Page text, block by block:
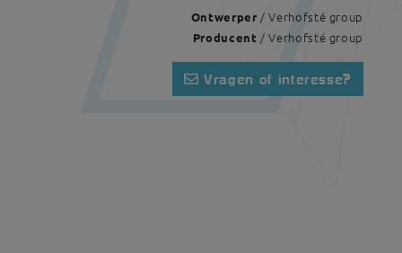
Ontwerper/ Verhofsté group
Producent / Verhofsté group
Vragen of interesse?